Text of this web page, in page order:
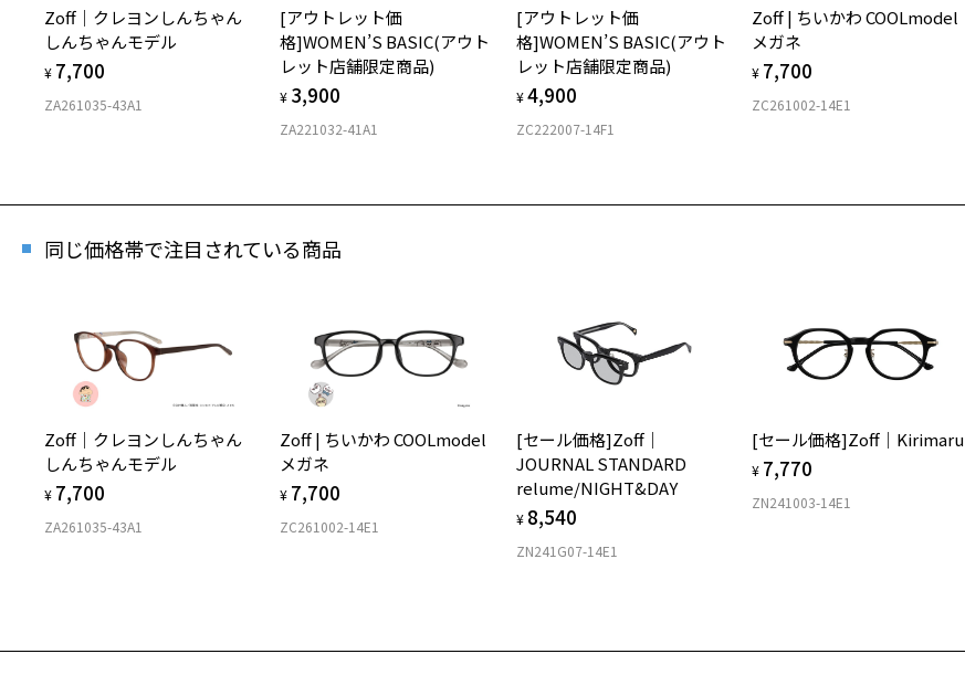
お気に入り
Zoff｜クレヨンしんちゃん
しんちゃんモデル
¥ 7,700
ZA261035-43A1
[アウトレット価
格]WOMEN’S BASIC(アウト
レット店舗限定商品)
¥ 3,900
ZA221032-41A1
[アウトレット価
格]WOMEN’S BASIC(アウト
レット店舗限定商品)
¥4,900
ZC222007-14F1
Zoff | ちいかわ COOLmodel
メガネ
¥ 7,700
ZC261002-14E1
同じ価格帯で注目されている商品
Zoff｜クレヨンしんちゃん
しんちゃんモデル
¥ 7,700
ZA261035-43A1
Zoff | ちいかわ COOLmodel
メガネ
¥ 7,700
ZC261002-14E1
[セール価格]Zoff｜
JOURNAL STANDARD
relume/NIGHT&DAY
¥ 8,540
ZN241G07-14E1
[セール価格]Zoff｜Kirimaru
¥ 7,770
ZN241003-14E1